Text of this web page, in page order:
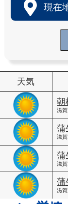
現在
天気
朝
滋
蒲
滋
蒲
滋
蒲
滋